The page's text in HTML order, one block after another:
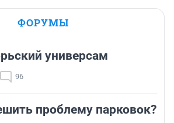
ФОРУМЫ
универсам
96
проблему парковок?